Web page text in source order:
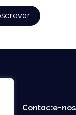
Contacte-nos